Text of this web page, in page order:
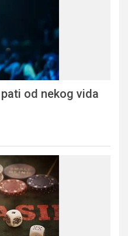
od nekog vida